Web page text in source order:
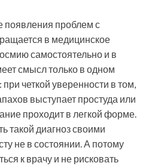
появления проблем с
в медицинское
самостоятельно и в
смысл только в одном
четкой уверенности в том,
выступает простуда или
проходит в легкой форме.
такой диагноз своими
не в состоянии. А потому
к врачу и не рисковать